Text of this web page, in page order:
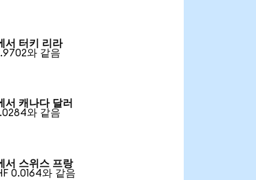
터키 리라
와 같음
캐나다 달러
와 같음
스위스 프랑
0.0164와 같음